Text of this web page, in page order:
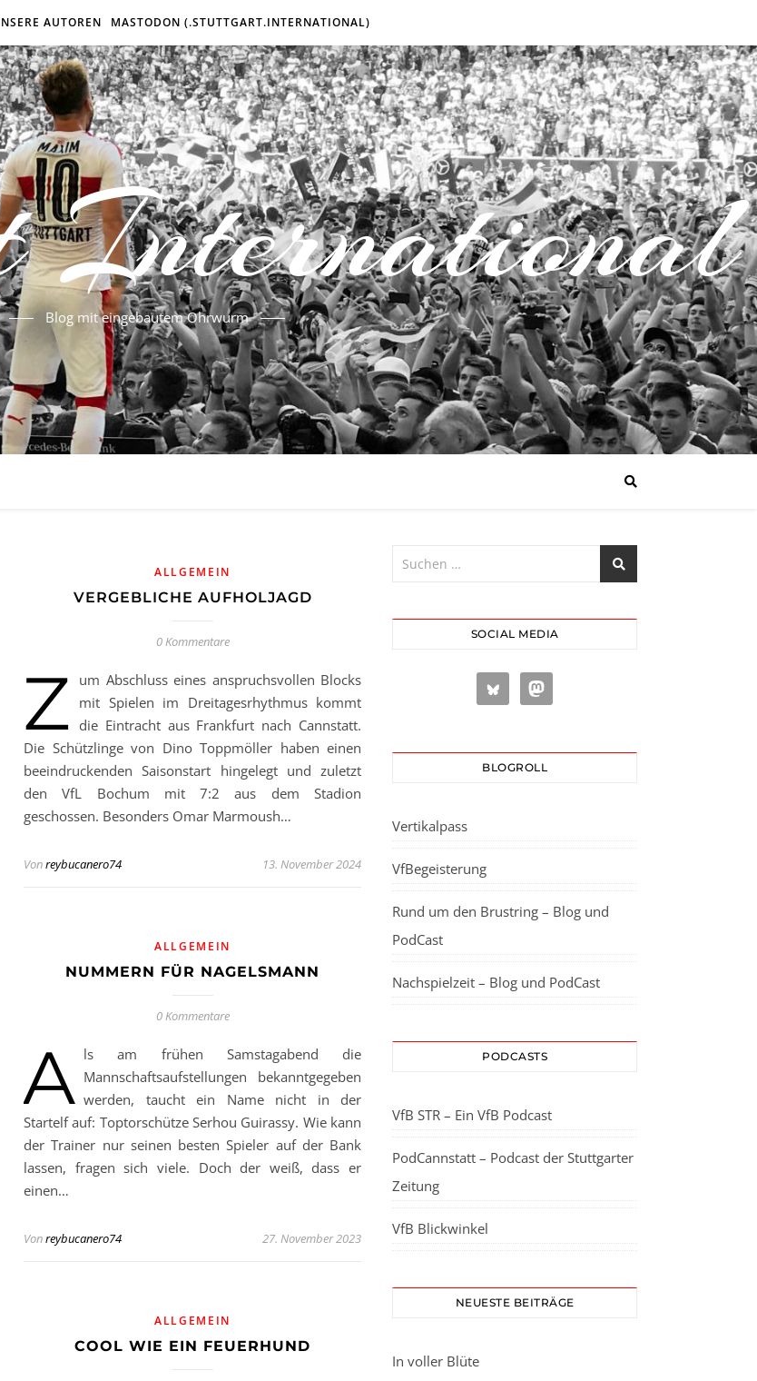
AUTOREN MASTODON (.STUTTGART.INTERNATIONAL)
International
Blog mit eingebautem Ohrwurm
ALLGEMEIN
VERGEBLICHE AUFHOLJAGD
0 Kommentare
Z um Abschluss eines anspruchsvollen Blocks
mit Spielen im Dreitagesrhythmus kommt
die Eintracht aus Frankfurt nach Cannstatt.
Die Schützlinge von Dino Toppmöller haben einen
beeindruckenden Saisonstart hingelegt und zuletzt
den VfL Bochum mit 7:2 aus dem Stadion
geschossen. Besonders Omar Marmoush…
Vonreybucanero74 13. November 2024
ALLGEMEIN
NUMMERN FÜR NAGELSMANN
0 Kommentare
A ls am frühen Samstagabend die
Mannschaftsaufstellungen bekanntgegeben
werden, taucht ein Name nicht in der
Startelf auf: Toptorschütze Serhou Guirassy. Wie kann
der Trainer nur seinen besten Spieler auf der Bank
lassen, fragen sich viele. Doch der weiß, dass er
einen…
Vonreybucanero74 27. November 2023
ALLGEMEIN
COOL WIE EIN FEUERHUND
SOCIAL MEDIA
BLOGROLL
Vertikalpass
VfBegeisterung
Rund um den Brustring – Blog und
PodCast
Nachspielzeit – Blog und PodCast
PODCASTS
VfB STR – Ein VfB Podcast
PodCannstatt – Podcast der Stuttgarter
Zeitung
VfB Blickwinkel
NEUESTE BEITRÄGE
In voller Blüte